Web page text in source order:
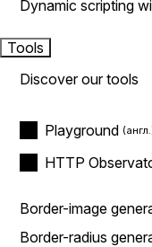
Dynamic scripting
Tools
Discover our tools
Playground
HTTP
Border-image
Border-radius